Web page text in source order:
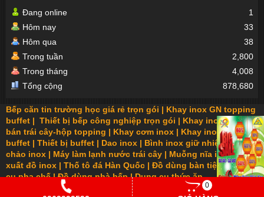
Đang online
1
Hôm nay
33
Hôm qua
38
Trong tuần
2,800
Trong tháng
4,008
Tổng cộng
878,680
Bếp căn tin trường học giá rẻ trọn gói | Khay inox GN topping
buffet | Thiết bị bếp công nghiệp trọn gói | Khay inox GN|Xe
bán trái cây-hộp topping | Khay cơm inox | Khay inox
buffet | Thiết bị buffet | Dao inox | Bình inox giữ nhiệt|Nồi
chảo inox | Máy làm lạnh nước trái cây | Muỗng nĩa inox|Sản
xuất đồ inox | Thố tô đá Hàn Quốc | Đồ dùng bàn tiệc|Dụng
cụ pha chế|Đồ dùng nhà bếp|Dụng cụ thức ăn
Thùng bình ủ giữ nhiệt Bình trà cafe inox|
0